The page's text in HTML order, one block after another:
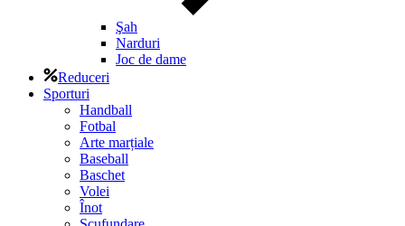
Şah
Narduri
Joc de dame
Reduceri
Sporturi
Handball
Fotbal
Arte marțiale
Baseball
Baschet
Volei
Înot